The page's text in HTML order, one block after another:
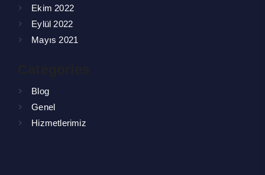
Ekim 2022
Eylül 2022
Mayıs 2021
Blog
Genel
Hizmetlerimiz